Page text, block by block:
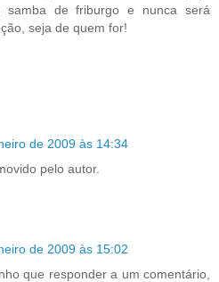
samba de friburgo e nunca será
seja de quem for!
de 2009 às 14:34
pelo autor.
de 2009 às 15:02
que responder a um comentário,